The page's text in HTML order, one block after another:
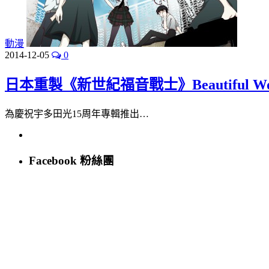
動漫
2014-12-05
0
日本重製《新世紀福音戰士》Beautiful
為慶祝宇多田光15周年專輯推出…
Facebook 粉絲團